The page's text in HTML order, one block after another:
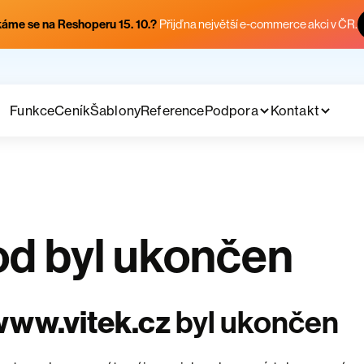
se na Reshoperu 15. 10.? Přijď na největší e-commerce akci v ČR.
FunkceCeníkŠablonyReferencePodpora Kontakt
byl ukončen
byl ukončen